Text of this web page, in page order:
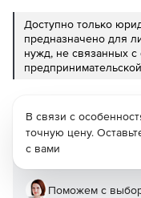
Доступно только
предназначено для
нужд, не связанных
В связи с
точную цену.
с вами
Поможем с